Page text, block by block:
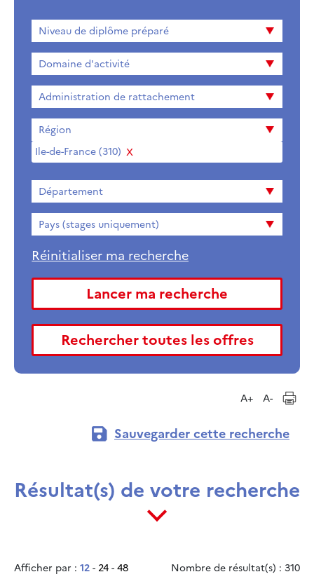
Niveau
de
diplome
préparé
Niveau de diplôme préparé
Domaine d'activité
Administration de rattachement
Région
Ile-de-France (310) Supprimer
Département
Pays (stages uniquement)
A+ A-
Sauvegarder cette recherche
Résultat(s) de votre recherche
Afficher par : 12 - 24 - 48 Nombre de résultat(s) : 310